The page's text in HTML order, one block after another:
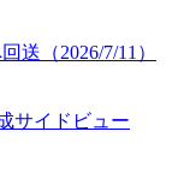
送（2026/7/11）
サイドビュー